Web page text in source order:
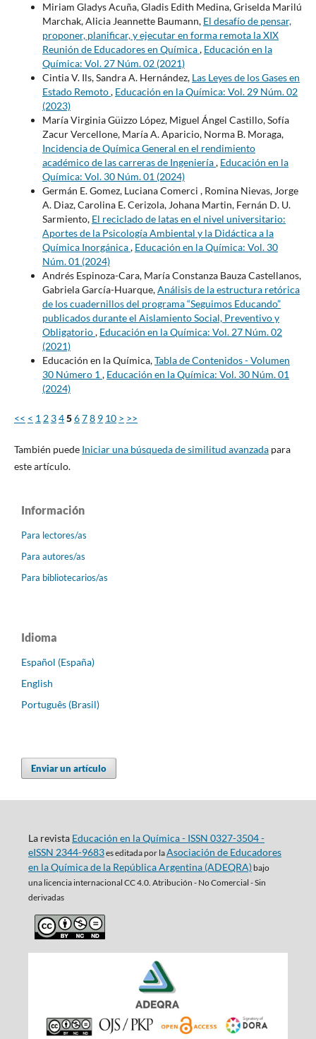
Miriam Gladys Acuña, Gladis Edith Medina, Griselda Marilú
Marchak, Alicia Jeannette Baumann, El desafío de pensar,
proponer, planificar, y ejecutar en forma remota la XIX
Reunión de Educadores en Química, Educación en la
Química: Vol. 27 Núm. 02 (2021)
Cintia V. Ils, Sandra A. Hernández, Las Leyes de los Gases en
Estado Remoto, Educación en la Química: Vol. 29 Núm. 02
(2023)
María Virginia Güizzo López, Miguel Ángel Castillo, Sofía
Zacur Vercellone, María A. Aparicio, Norma B. Moraga,
Incidencia de Química General en el rendimiento
académico de las carreras de Ingeniería, Educación en la
Química: Vol. 30 Núm. 01 (2024)
Germán E. Gomez, Luciana Comerci , Romina Nievas, Jorge
A. Diaz, Carolina E. Cerizola, Johana Martin, Fernán D. U.
Sarmiento, El reciclado de latas en el nivel universitario:
Aportes de la Psicología Ambiental y la Didáctica a la
Química Inorgánica, Educación en la Química: Vol. 30
Núm. 01 (2024)
Andrés Espinoza-Cara, María Constanza Bauza Castellanos,
Gabriela García-Huarque,Análisis de la estructura retórica
de los cuadernillos del programa “Seguimos Educando”
publicados durante el Aislamiento Social, Preventivo y
Obligatorio, Educación en la Química: Vol. 27 Núm. 02
(2021)
Educación en la Química,Tabla de Contenidos - Volumen
30 Número 1 , Educación en la Química: Vol. 30 Núm. 01
(2024)
<< < 1 2 345678 9 10 > >>
También puede Iniciar una búsqueda de similitud avanzadapara
este artículo.
Información
Para lectores/as
Para autores/as
Para bibliotecarios/as
Idioma
Español (España)
English
Português (Brasil)
Enviar un artículo
La revista Educación en la Química - ISSN 0327-3504 -
eISSN 2344-9683es editada por laAsociación de Educadores
en la Química de la República Argentina (ADEQRA)bajo
una licencia internacional CC 4.0. Atribución - No Comercial - Sin
derivadas